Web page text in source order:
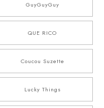
GuyGuyGuy
QUE RICO
Coucou Suzette
Lucky Things